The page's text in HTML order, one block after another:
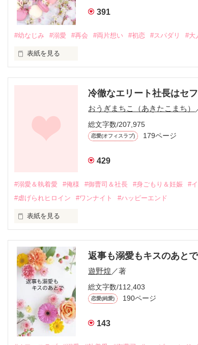
391
#幼なじみ #溺愛 #再会 #両片想い #初恋 #スパダリ #大
表紙を見る
しかし、ある出来事をきっかけに二人の関係は壊れて
関係修復もできないまま、美桜は両親の離婚によって
引っ越すことになり、哲平とも離れ離れになった。
そして、ひょんなことから
酔った勢いで一夜を共にしてしまった。
さらに、美桜が初めてだと知った哲平は
甘やかしてくる。
そんなある日、哲平は美桜がストーカー被害に
遭っていることを知る。
美桜を守るため、哲平は同居を提案してきて――。
夏木美桜(なつきみお)
✕
鳴海哲平 (なるみてっぺい)
冷徹なエリート社長はセ
おうぎまちこ（あきたこまち）
総文字数/207,975
恋愛(オフィスラブ) 179ページ
429
#溺愛＆執着愛 #俺様 #御曹司＆社長 #身ごもり＆妊娠 #
#虐げられヒロイン
#ワンナイト #ハッピーエンド
表紙を見る
帰国後、美桜は新しい職場でワンナイトした美青年
も関わらず、一族を離れて起業した新進気鋭の実業
人だったのだ――！
なぜか恭司から飼い猫の世話係を命じられた美桜は
返事も溺愛もキスのあとで
遊野煌 ／著
総文字数/112,403
恋愛(純愛) 190ページ
143